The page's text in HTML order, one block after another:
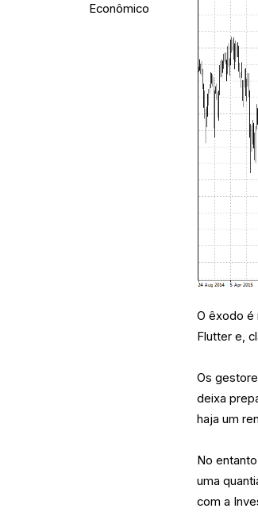
Econômico
O êxodo é
Flutter e,
Os
deixa
haja um
No
uma
com a